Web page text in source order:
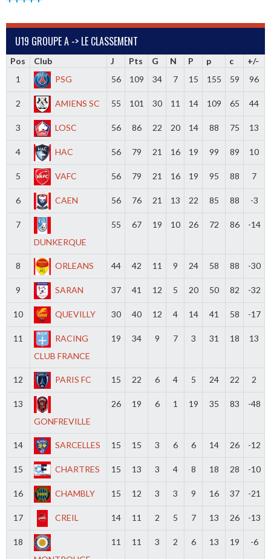
U19 GROUPE A -> LE CLASSEMENT
Pos Club J Pts G N P p c
+/-
1
PSG 56 109 34 7 15 155 59 96
2 AMIENS SC 55 101 30 11 14 109 65 44
3 LOSC 56 86 22 20 14 88 75 13
4 HAC 56 79 21 16 19 99 89 10
5 VAFC 56 79 21 16 19 95 88 7
6 CAEN 56 76 21 13 22 85 88 -3
7
DUNKERQUE
55 67 19 10 26 72 86 -14
8 ORLEANS 44 42 11 9 24 58 88 -30
9 SARAN 37 41 12 5 20 50 82 -32
10 QUEVILLY 30 40 12 4 14 41 58 -17
11
RACING
CLUB FRANCE
19 34 9 7 3 31 18 13
12 PARIS FC 15 22 6 4 5 24 22 2
13
GONFREVILLE
26 19 6 1 19 35 83 -48
14 SARCELLES 15 15 3 6 6 14 26 -12
15 CHARTRES 15 13 3 4 8 18 28 -10
16 CHAMBLY 15 12 3 3 9 16 37 -21
17 CREIL 14 11 2 5 7 13 26 -13
18
11 11 3 2 6 13 19 -6